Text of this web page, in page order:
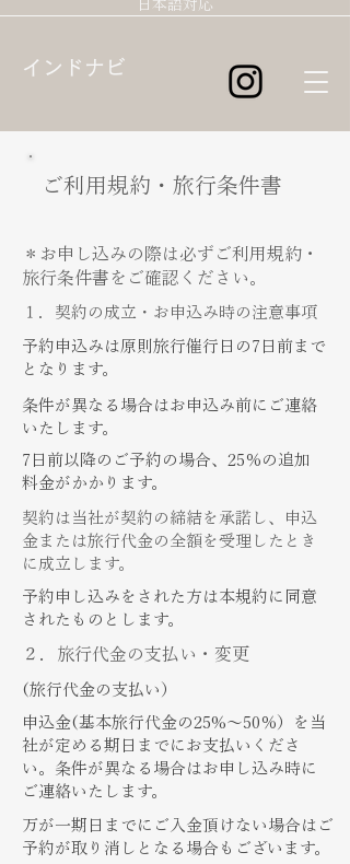
日本語対応
インドナビ
ご利用規約・旅行条件書
​＊お申し込みの際は必ずご利用規約・
旅行条件書をご確認ください。
​１．契約の成立・お申込み時の注意事項
予約申込みは原則旅行催行日の7日前まで
となります。
​条件が異なる場合はお申込み前にご連絡
いたします。
​7日前以降のご予約の場合、25％の追加
料金がかかります。
契約は当社が契約の締結を承諾し、申込
金または旅行代金の全額を受理したとき
に成立します。
​予約申し込みをされた方は本規約に同意
されたものとします。
​２．旅行代金の支払い・変更
​(旅行代金の支払い）
申込金(基本旅行代金の25%～50％）を当
社が定める期日までにお支払いくださ
い。条件が異なる場合はお申し込み時に
ご連絡いたします。
万が一期日までにご入金頂けない場合はご
予約が取り消しとなる場合もございます。